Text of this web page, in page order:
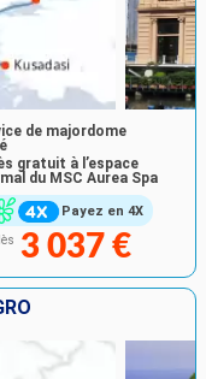
Payez en 4X
de majordome
gratuit à l’espace
du MSC Aurea Spa
3 037 €